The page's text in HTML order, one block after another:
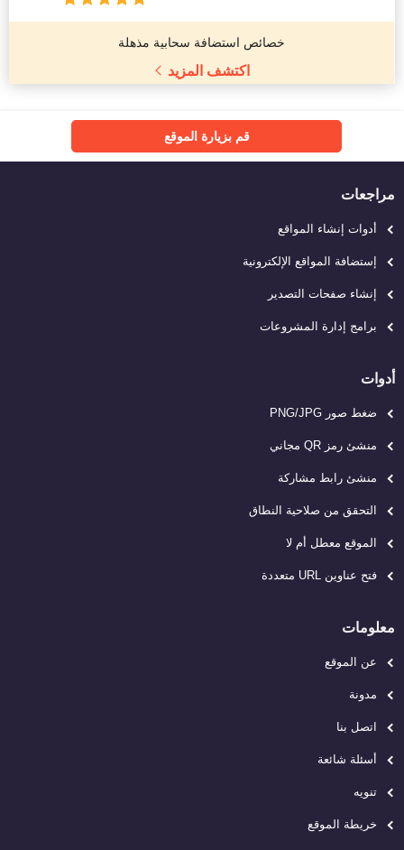
خصائص استضافة سحابية مذهلة
اكتشف المزيد
قم بزيارة الموقع
مراجعات
أدوات إنشاء المواقع
إستضافة المواقع الإلكترونية
إنشاء صفحات التصدير
برامج إدارة المشروعات
أدوات
ضغط صور PNG/JPG
منشئ رمز QR مجاني
منشئ رابط مشاركة
التحقق من صلاحية النطاق
الموقع معطل أم لا
فتح عناوين URL متعددة
معلومات
عن الموقع
مدونة
اتصل بنا
أسئلة شائعة
تنويه
خريطة الموقع